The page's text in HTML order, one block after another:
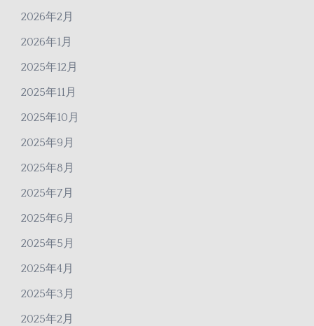
2026年2月
2026年1月
2025年12月
2025年11月
2025年10月
2025年9月
2025年8月
2025年7月
2025年6月
2025年5月
2025年4月
2025年3月
2025年2月